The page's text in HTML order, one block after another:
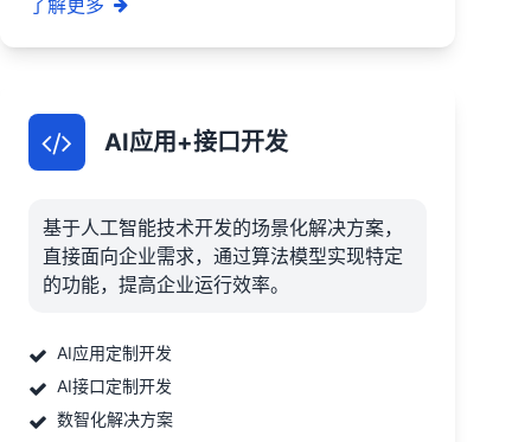
了解更多
AI应用+接口开发
基于人工智能技术开发的场景化解决方案，
直接面向企业需求，通过算法模型实现特定
的功能，提高企业运行效率。
AI应用定制开发
AI接口定制开发
数智化解决方案